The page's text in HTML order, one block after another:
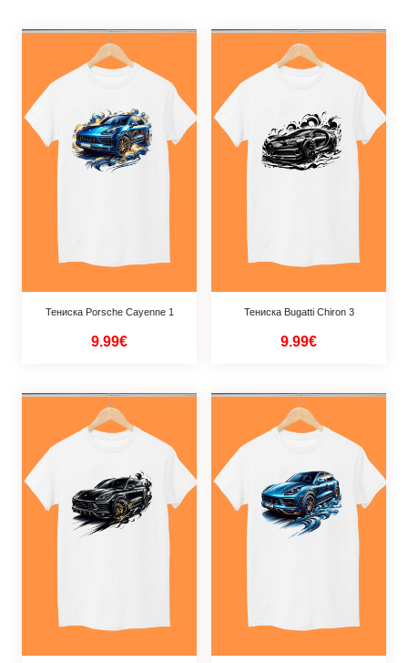
Тениска Porsche Cayenne 1
9.99€
Тениска Bugatti Chiron 3
9.99€